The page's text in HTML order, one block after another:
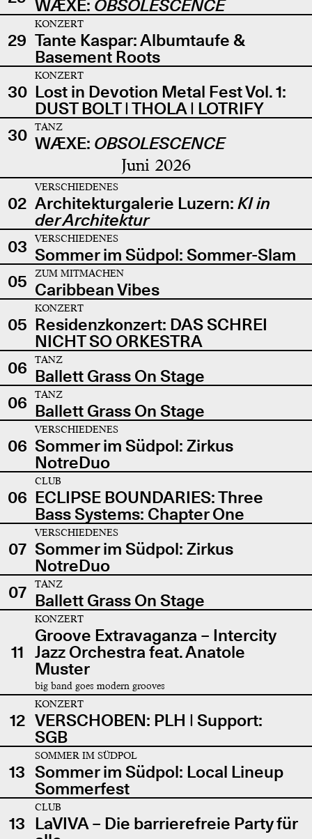
WÆXE: OBSOLESCENCE
29
KONZERT
Tante Kaspar: Albumtaufe &
Basement Roots
30
KONZERT
Lost in Devotion Metal Fest Vol. 1:
DUST BOLT | THOLA | LOTRIFY
30
TANZ
WÆXE: OBSOLESCENCE
Juni 2026
02
VERSCHIEDENES
Architekturgalerie Luzern: KI in
der Architektur
03
VERSCHIEDENES
Sommer im Südpol: Sommer-Slam
05
ZUM MITMACHEN
Caribbean Vibes
05
KONZERT
Residenzkonzert: DAS SCHREI
NICHT SO ORKESTRA
06
TANZ
Ballett Grass On Stage
06
TANZ
Ballett Grass On Stage
06
VERSCHIEDENES
Sommer im Südpol: Zirkus
NotreDuo
06
CLUB
ECLIPSE BOUNDARIES: Three
Bass Systems: Chapter One
07
VERSCHIEDENES
Sommer im Südpol: Zirkus
NotreDuo
07
TANZ
Ballett Grass On Stage
11
KONZERT
Groove Extravaganza – Intercity
Jazz Orchestra feat. Anatole
Muster
big band goes modern grooves
12
KONZERT
VERSCHOBEN: PLH | Support:
SGB
13
SOMMER IM SÜDPOL
Sommer im Südpol: Local Lineup
Sommerfest
13
CLUB
LaVIVA – Die barrierefreie Party für